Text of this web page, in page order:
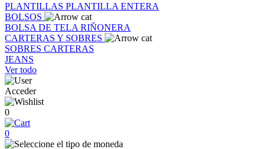
PLANTILLAS PLANTILLA ENTERA
BOLSOS
BOLSA DE TELA RIÑONERA
CARTERAS Y SOBRES
SOBRES CARTERAS
JEANS
Ver todo
Acceder
0
0